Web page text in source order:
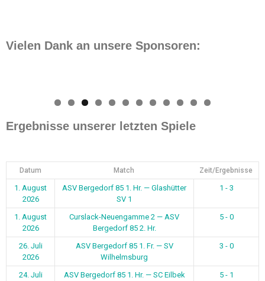
Vielen Dank an unsere Sponsoren:
0 1 2
Ergebnisse unserer letzten Spiele
Datum Match Zeit/Ergebnisse
1. August
2026
ASV Bergedorf 85 1. Hr. — Glashütter
SV 1
1 - 3
1. August
2026
Curslack-Neuengamme 2 — ASV
Bergedorf 85 2. Hr.
5 - 0
26. Juli
2026
ASV Bergedorf 85 1. Fr. — SV
Wilhelmsburg
3 - 0
24. Juli
ASV Bergedorf 85 1. Hr. — SC Eilbek
5 - 1